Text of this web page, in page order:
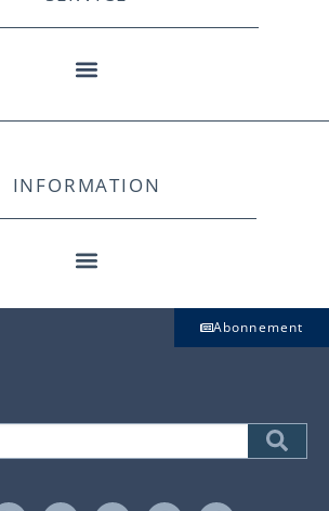
INFORMATION
Abonnement